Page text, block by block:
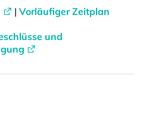
| Vorläufiger Zeitplan
und